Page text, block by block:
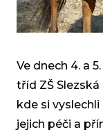
Ve dnech 4. a
tříd ZŠ
kde si
jejich péči a